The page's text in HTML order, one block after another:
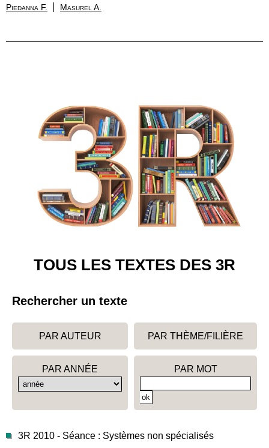
Piedanna F. Masurel A.
TOUS LES TEXTES DES 3R
Rechercher un texte
PAR AUTEUR PAR THÈME/FILIÈRE
PAR ANNÉE PAR MOT
3R 2010 - Séance : Systèmes non spécialisés